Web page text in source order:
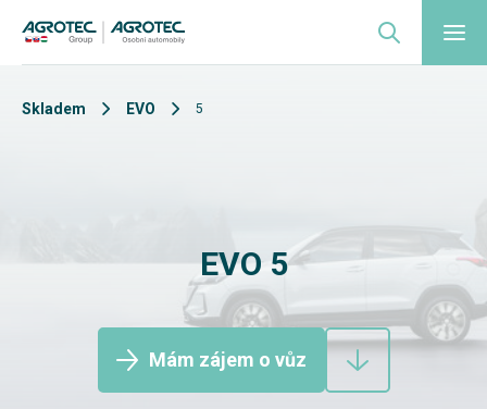
Skladem EVO 5
EVO 5
Mám zájem o vůz